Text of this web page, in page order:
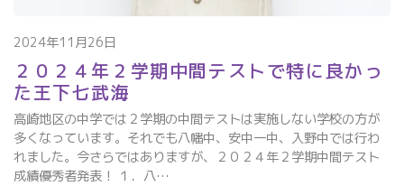
2024年11月26日
２０２４年２学期中間テストで特に良かっ
た王下七武海
高崎地区の中学では２学期の中間テストは実施しない学校の方が
多くなっています。それでも八幡中、安中一中、入野中では行わ
れました。今さらではありますが、２０２４年２学期中間テスト
成績優秀者発表！ １．八…